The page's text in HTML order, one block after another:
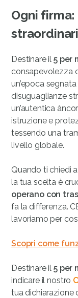
Ogni
Destinare il 5 per
consapevolezza
un’epoca
disuguaglianze
un’autentica
istruzione e
tessendo una
livello globale.
Quando ti chiedi
la tua scelta è
operano con
fa la differenza.
lavoriamo per
Scopri come
Destinare il 5 per
indicare il nostro
tua dichiarazione